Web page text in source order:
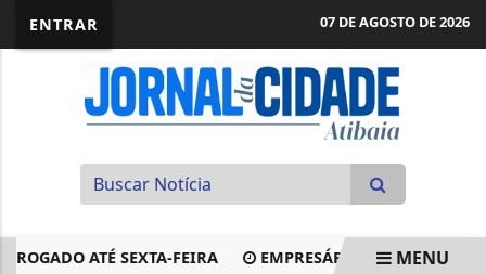
ENTRAR 07 DE AGOSTO DE 2026
ATÉ SEXTA-FEIRA EMPRESÁRIOS ATACAM PEC
MENU